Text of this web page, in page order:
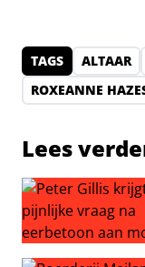
TAGS ALTAAR
ROXEANNE
Lees
Peter Gillis krijgt